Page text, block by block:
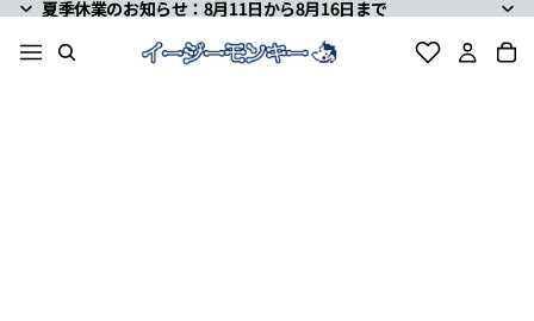
夏季休業のお知らせ：8月11日から8月16日まで
夏季休業のお知らせ：8月11日から8月16日まで